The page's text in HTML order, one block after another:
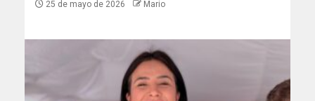
25 de mayo de 2026 Mario